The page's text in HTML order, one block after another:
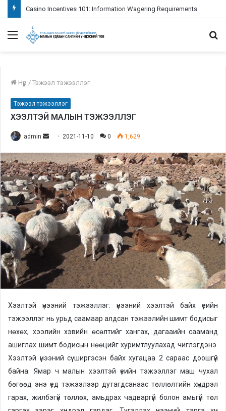
Casino Incentives 101: Information Wagering Requirements
Menu
Нүүр / Тэжээл тэжээллэг
Тэжээл тэжээллэг
ХЭЭЛТЭЙ МАЛЫН ТЭЖЭЭЛЛЭГ
admin
n
d
a
n
e
m
a
2021-11-10 0 1,629
Хээлтэй үнээний тэжээллэг: үнээний хээлтэй байх үеийн
тэжээллэг нь урьд саамаар алдсан тэжээлийн шимт бодисыг
нөхөх, хээлийн хэвийн өсөлтийг хангах, дагааийн сааманд
ашиглах шимт бодисын нөөцийг хуримтлуулахад чиглэгдэнэ.
Хээлтэй үнээний сүү ширгэсэн байх хугацаа 2 сараас доошгүй
байна. Ямар ч малын хээлтэй үеийн тэжээллэг маш чухал
бөгөөд энэ үед тэжээлээр дутагдсанаас төллөлтийн хүндрэл
гарах, жилбэгүй төллөх, амьдрах чадваргүй болон амьгүй төл